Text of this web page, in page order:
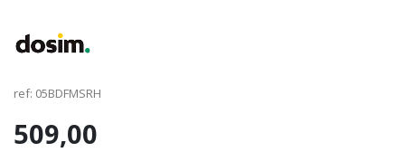
ref: 05BDFMSRH
509,00